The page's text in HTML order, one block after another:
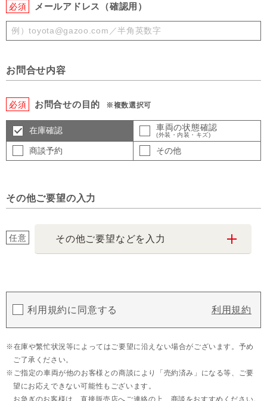
必須 メールアドレス（確認用）
お問合せ内容
必須 お問合せの目的 ※複数選択可
在庫確認 車両の状態確認
(外装・内装・キズ)
商談予約 その他
その他ご要望の入力
任意 その他ご要望などを入力
利用規約に同意する 利用規約
在庫や繁忙状況等によってはご要望に沿えない場合がございます。予め
ご了承ください。
ご指定の車両が他のお客様との商談により「売約済み」になる等、ご要
望にお応えできない可能性もございます。
お急ぎのお客様は、直接販売店へご連絡の上、商談をおすすめください。